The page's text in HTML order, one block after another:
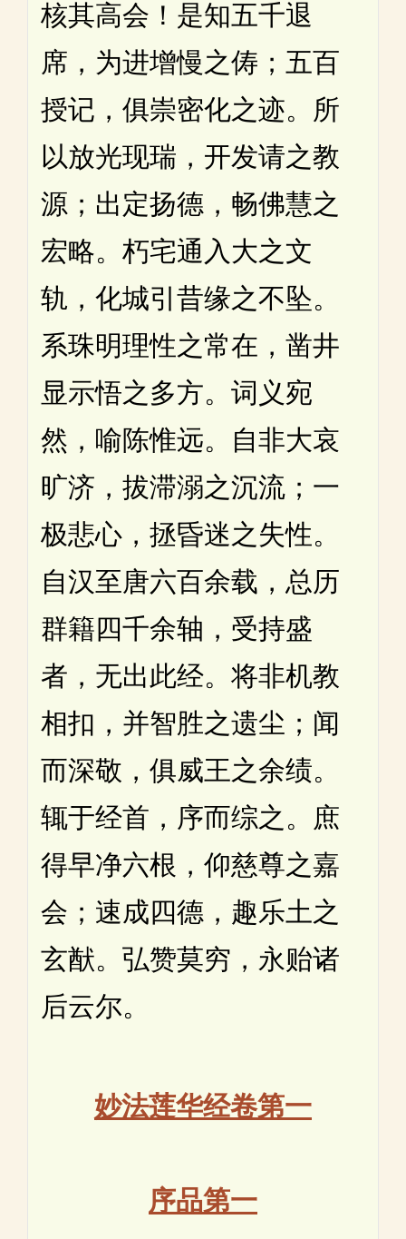
核其高会！是知五千退
席，为进增慢之俦；五百
授记，俱崇密化之迹。所
以放光现瑞，开发请之教
源；出定扬德，畅佛慧之
宏略。朽宅通入大之文
轨，化城引昔缘之不坠。
系珠明理性之常在，凿井
显示悟之多方。词义宛
然，喻陈惟远。自非大哀
旷济，拔滞溺之沉流；一
极悲心，拯昏迷之失性。
自汉至唐六百余载，总历
群籍四千余轴，受持盛
者，无出此经。将非机教
相扣，并智胜之遗尘；闻
而深敬，俱威王之余绩。
辄于经首，序而综之。庶
得早净六根，仰慈尊之嘉
会；速成四德，趣乐土之
玄猷。弘赞莫穷，永贻诸
后云尔。
妙法莲华经卷第一
序品第一